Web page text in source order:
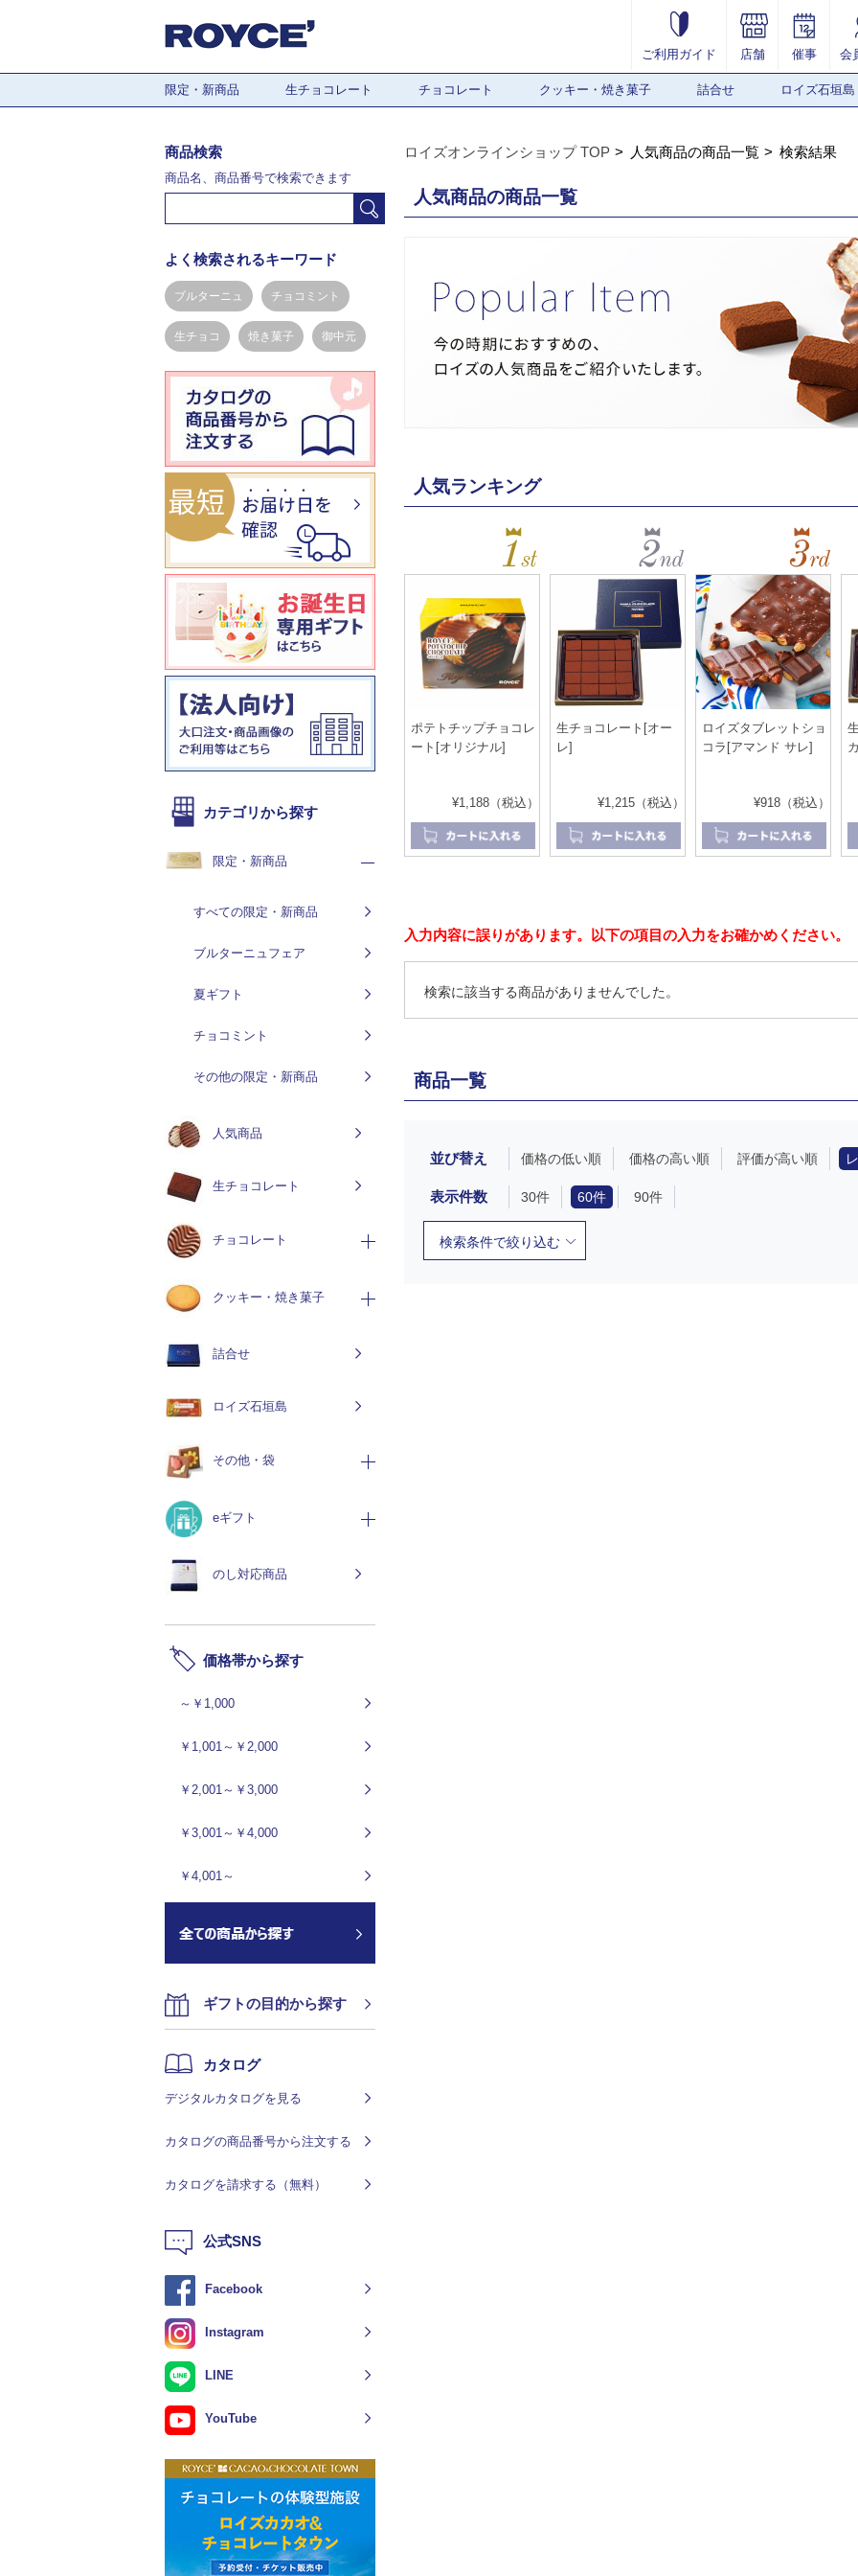
ご利用ガイド 店舗 催事 会
限定・新商品 生チョコレート チョコレート クッキー・焼き菓子 詰合せ ロイズ石垣島
ロイズオンラインショップ TOP 人気商品の商品一覧 検索結果
人気商品の商品一覧
人気ランキング
ポテトチップチョコレ
ート[オリジナル]
¥1,188（税込）
生チョコレート[オー
レ]
¥1,215（税込）
ロイズタブレットショ
コラ[アマンド サレ]
¥918（税込）
入力内容に誤りがあります。以下の項目の入力をお確かめください。
検索に該当する商品がありませんでした。
商品一覧
並び替え 価格の低い順 価格の高い順 評価が高い順
表示件数 30件 60件 90件
検索条件で絞り込む
商品検索
商品名、商品番号で検索できます
よく検索されるキーワード
ブルターニュ チョコミント
生チョコ 焼き菓子 御中元
カテゴリから探す
限定・新商品
すべての限定・新商品
ブルターニュフェア
夏ギフト
チョコミント
その他の限定・新商品
人気商品
生チョコレート
チョコレート
クッキー・焼き菓子
詰合せ
ロイズ石垣島
その他・袋
eギフト
のし対応商品
価格帯から探す
～￥1,000
￥1,001～￥2,000
￥2,001～￥3,000
￥3,001～￥4,000
￥4,001～
ギフトの目的から探す
カタログ
デジタルカタログを見る
カタログの商品番号から注文する
カタログを請求する（無料）
公式SNS
Facebook
Instagram
LINE
YouTube